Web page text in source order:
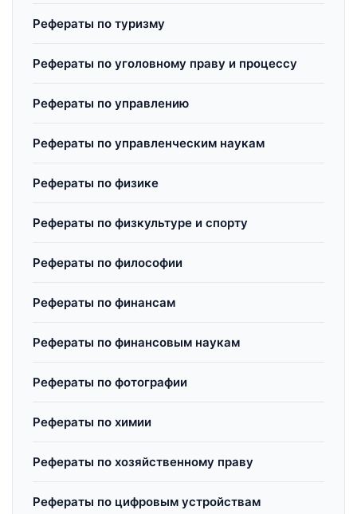
Рефераты по туризму
Рефераты по уголовному праву и процессу
Рефераты по управлению
Рефераты по управленческим наукам
Рефераты по физике
Рефераты по физкультуре и спорту
Рефераты по философии
Рефераты по финансам
Рефераты по финансовым наукам
Рефераты по фотографии
Рефераты по химии
Рефераты по хозяйственному праву
Рефераты по цифровым устройствам